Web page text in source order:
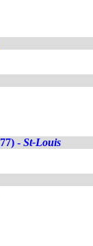
- St-Louis